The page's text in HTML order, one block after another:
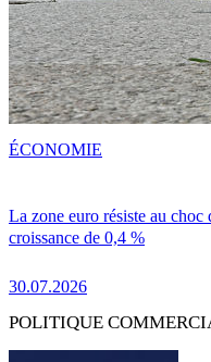
La zone euro résiste au
croissance de 0,4 %
30.07.2026
ÉCONOMIE
POLITIQUE